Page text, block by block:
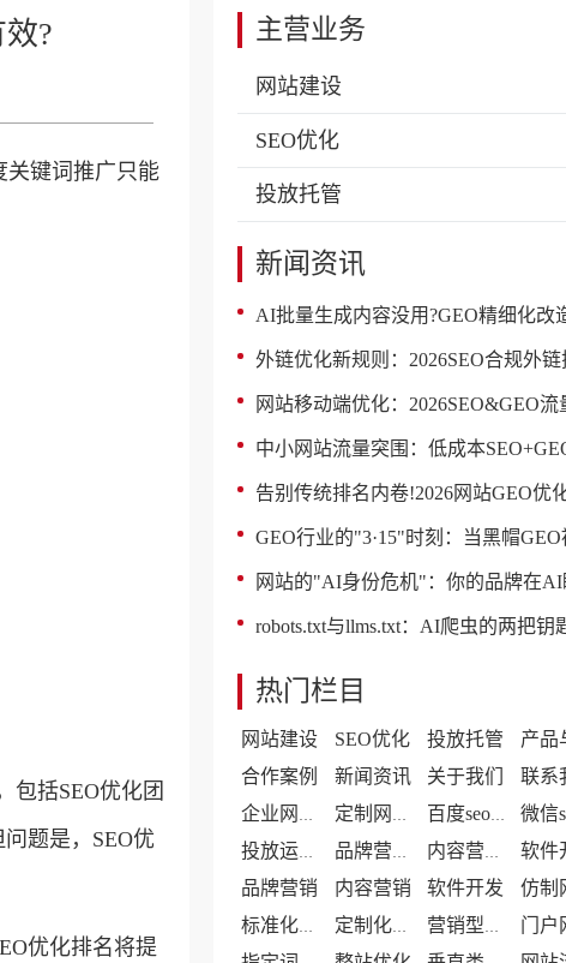
?
关键词推广只能
包括SEO优化团
题是，SEO优
优化排名将提
主营业务
网站建设
SEO优化
投放托管
新闻资讯
AI批量生成内容没用?GEO精细化改造让AI内容秒变优
外链优化新规则：2026SEO合规外链搭建与GEO权威
网站移动端优化：2026SEO&GEO流量增长的隐形
中小网站流量突围：低成本SEO+GEO组合优化实
告别传统排名内卷!2026网站GEO优化抢占AI搜索流
GEO行业的"3·15"时刻：当黑帽GEO被
网站的"AI身份危机"：你的品牌在AI眼里是
robots.txt与llms.txt：AI爬虫的两把钥
热门栏目
网站建设 SEO优化
投放托管
合作案例
新闻资讯 关于我们 联系
品牌营销 内容营销 软件开发
定制化网站建设